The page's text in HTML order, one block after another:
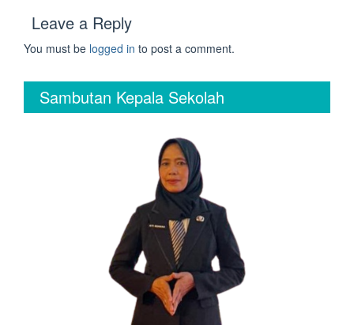
Leave a Reply
You must be logged in to post a comment.
Sambutan Kepala Sekolah